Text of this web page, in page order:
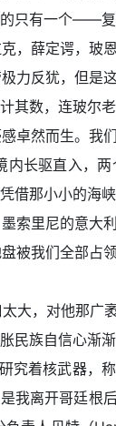
只有一个——复
薛定谔，玻
力反犹，但是
数，连玻尔
然而生。我
长驱直入，
那小小的海
里尼的意大
被我们全部
，对他那广
民族自信心渐渐
着核武器，
离开哥廷根